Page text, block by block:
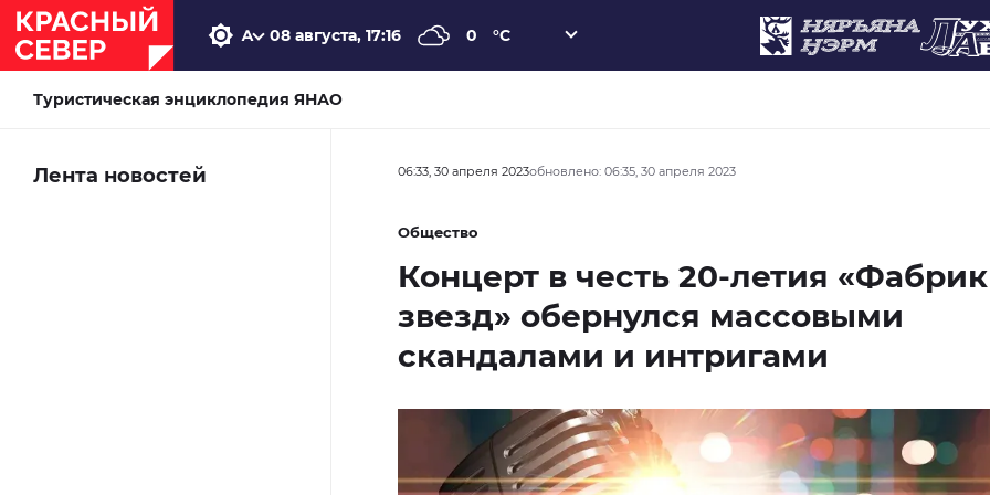
08 августа, 17:16 0 °C
Туристическая энциклопедия ЯНАО
Лента новостей 06:33, 30 апреля 2023обновлено: 06:35, 30 апреля 2023
Общество
Концерт в честь 20-летия
звезд» обернулся массовыми
скандалами и интригами